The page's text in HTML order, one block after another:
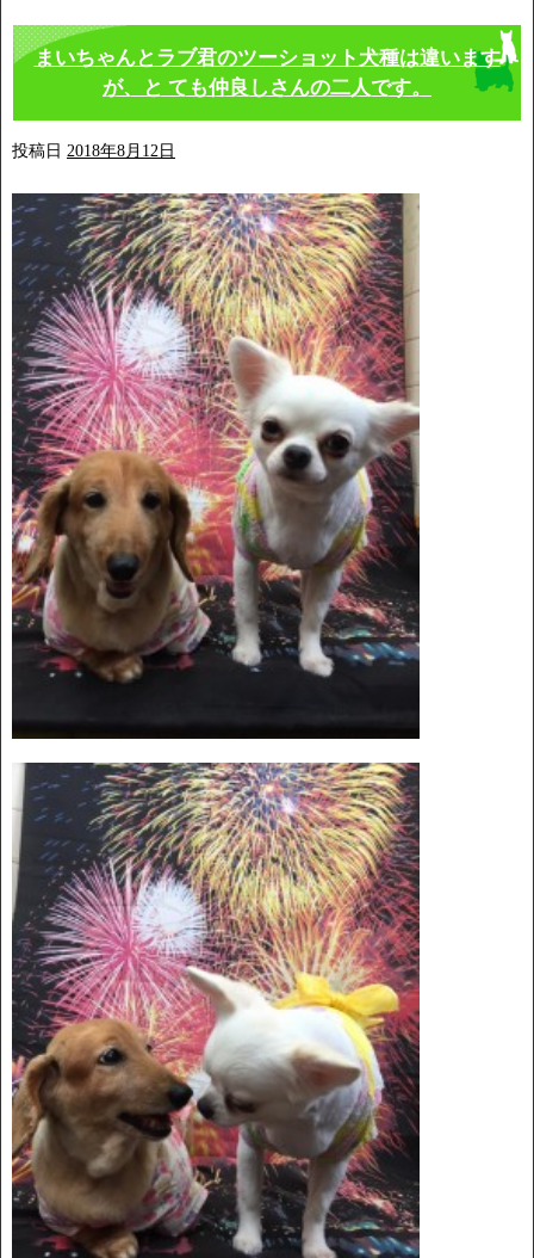
まいちゃんとラブ君のツーショット犬種は違います
が、と ても仲良しさんの二人です。
投稿日 2018年8月12日